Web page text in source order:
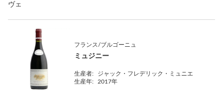
ヴェ
フランス/ブルゴーニュ
ミュジニー
生産者:
ジャック・フレデリック・ミュニエ
生産年:
2017年